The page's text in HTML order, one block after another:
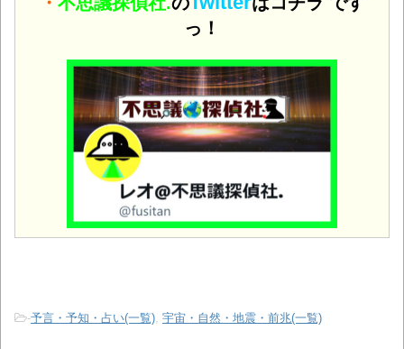
っ！
-予言・予知・占い(一覧), 宇宙・自然・地震・前兆(一覧)